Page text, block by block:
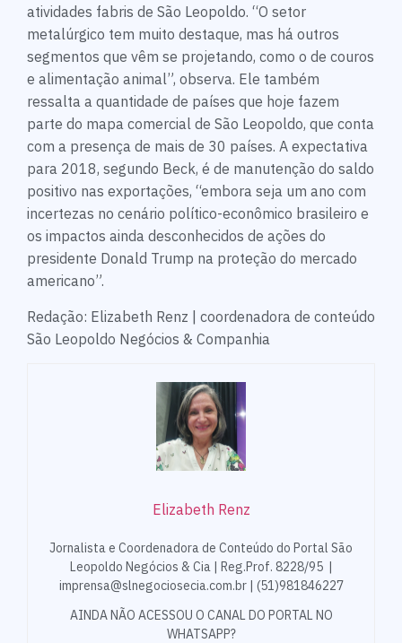
atividades fabris de São Leopoldo. “O setor
metalúrgico tem muito destaque, mas há outros
segmentos que vêm se projetando, como o de couros
e alimentação animal”, observa. Ele também
ressalta a quantidade de países que hoje fazem
parte do mapa comercial de São Leopoldo, que conta
com a presença de mais de 30 países. A expectativa
para 2018, segundo Beck, é de manutenção do saldo
positivo nas exportações, “embora seja um ano com
incertezas no cenário político-econômico brasileiro e
os impactos ainda desconhecidos de ações do
presidente Donald Trump na proteção do mercado
americano”.
Redação: Elizabeth Renz | coordenadora de conteúdo
São Leopoldo Negócios & Companhia
Elizabeth Renz
Jornalista e Coordenadora de Conteúdo do Portal São
Leopoldo Negócios & Cia | Reg.Prof. 8228/95 |
imprensa@slnegociosecia.com.br | (51)981846227
AINDA NÃO ACESSOU O CANAL DO PORTAL NO
WHATSAPP?